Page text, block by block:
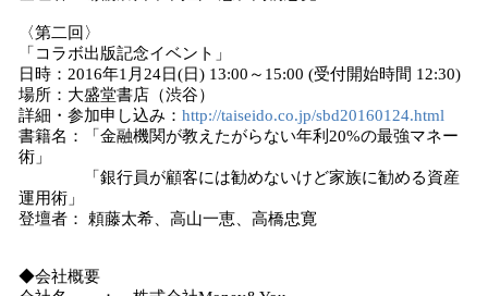
〈第二回〉
「コラボ出版記念イベント」
日時：2016年1月24日(日) 13:00～15:00 (受付開始時間 12:30)
場所：大盛堂書店（渋谷）
詳細・参加申し込み： http://taiseido.co.jp/sbd20160124.html
書籍名：「金融機関が教えたがらない年利20%の最強マネー
術」
「銀行員が顧客には勧めないけど家族に勧める資産
運用術」
登壇者： 頼藤太希、高山一恵、高橋忠寛
◆会社概要